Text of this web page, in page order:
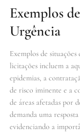
Exemplos
Urgência
Exemplos de
licitações incluem a
epidemias, a
de risco iminente e a
de áreas afetadas por
demanda uma
evidenciando a